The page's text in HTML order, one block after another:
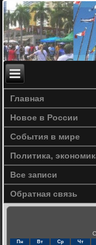
Главная
Новое в России
События в мире
Политика,
Все записи
Обратная связь
Пн Вт Ср Чт